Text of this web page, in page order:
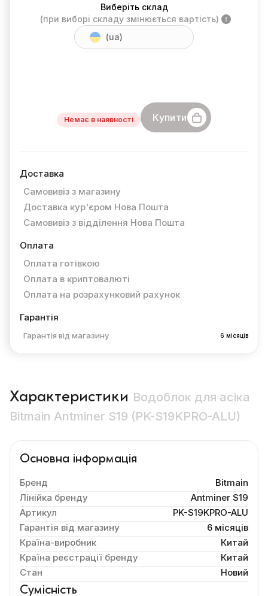
Виберіть склад
(при виборі складу змінюється вартість)
(ua)
Немає в наявності Купити
Доставка
Самовивіз з магазину
Доставка кур'єром Нова Пошта
Самовивіз з відділення Нова Пошта
Оплата
Оплата готівкою
Оплата в криптовалюті
Оплата на розрахунковий рахунок
Гарантія
Гарантія від магазину 6 місяців
Характеристики Водоблок для асіка
Bitmain Antminer S19 (PK-S19KPRO-ALU)
Основна інформація
Бренд
Bitmain
Лінійка бренду
Antminer S19
Артикул
PK-S19KPRO-ALU
Гарантія від магазину
6 місяців
Країна-виробник
Китай
Країна реєстрації бренду
Китай
Стан
Новий
Сумісність